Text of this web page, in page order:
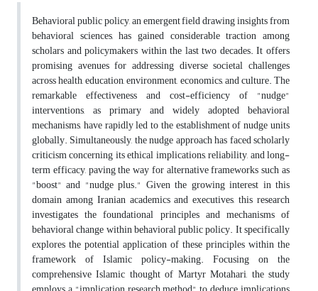
Behavioral public policy, an emergent field drawing insights from
behavioral sciences, has gained considerable traction among
scholars and policymakers within the last two decades. It offers
promising avenues for addressing diverse societal challenges
across health, education, environment, economics, and culture. The
remarkable effectiveness and cost-efficiency of "nudge"
interventions, as primary and widely adopted behavioral
mechanisms, have rapidly led to the establishment of nudge units
globally. Simultaneously, the nudge approach has faced scholarly
criticism concerning its ethical implications, reliability, and long-
term efficacy, paving the way for alternative frameworks such as
"boost" and "nudge plus." Given the growing interest in this
domain among Iranian academics and executives, this research
investigates the foundational principles and mechanisms of
behavioral change within behavioral public policy. It specifically
explores the potential application of these principles within the
framework of Islamic policy-making. Focusing on the
comprehensive Islamic thought of Martyr Motahari, the study